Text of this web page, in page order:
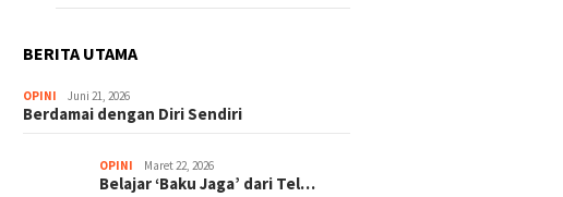
BERITA UTAMA
OPINI Juni 21, 2026
Berdamai dengan Diri Sendiri
OPINI Maret 22, 2026
Belajar ‘Baku Jaga’ dari Tel…